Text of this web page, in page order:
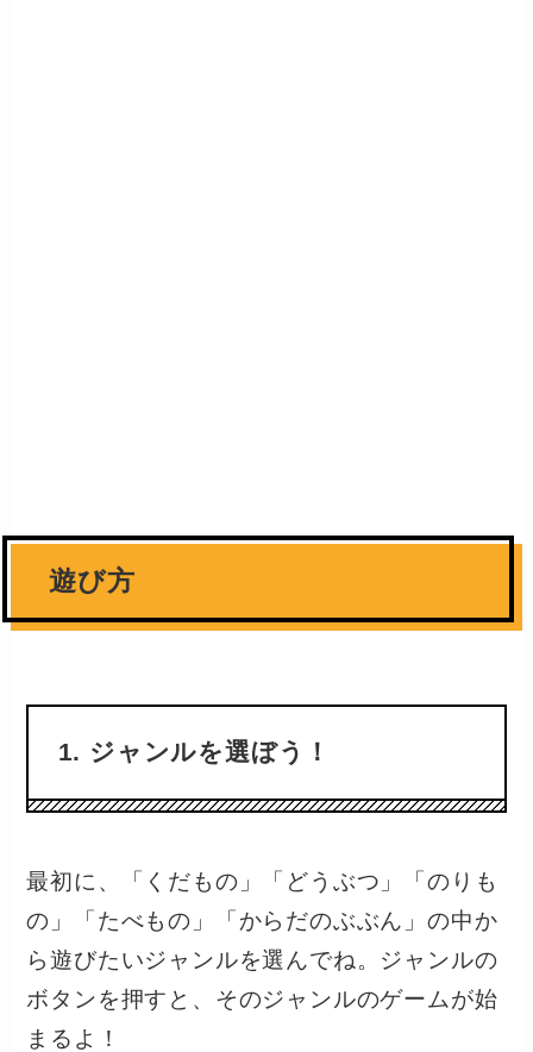
遊び方
1. ジャンルを選ぼう！
最初に、「くだもの」「どうぶつ」「のりも
の」「たべもの」「からだのぶぶん」の中か
ら遊びたいジャンルを選んでね。ジャンルの
ボタンを押すと、そのジャンルのゲームが始
まるよ！